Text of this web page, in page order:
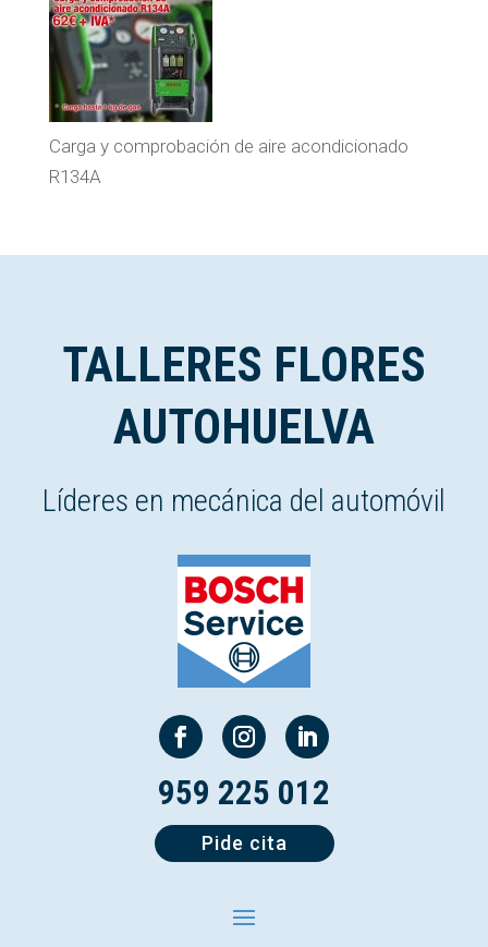
Carga y comprobación de aire acondicionado
R134A
TALLERES FLORES
AUTOHUELVA
Líderes en mecánica del automóvil
959 225 012
Pide cita